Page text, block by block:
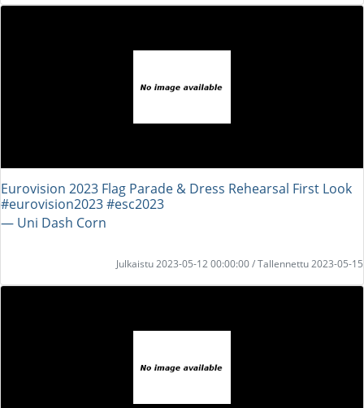
Eurovision 2023 Flag Parade & Dress Rehearsal First Look
#eurovision2023 #esc2023
― Uni Dash Corn
Julkaistu 2023-05-12 00:00:00 / Tallennettu 2023-05-15